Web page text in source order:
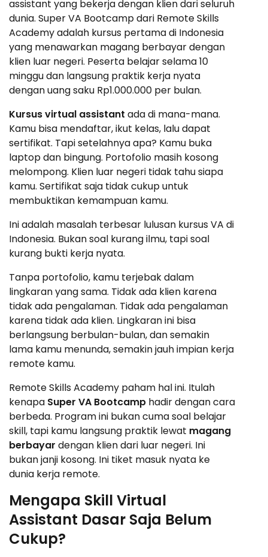
assistant yang bekerja dengan klien dari seluruh
dunia. Super VA Bootcamp dari Remote Skills
Academy adalah kursus pertama di Indonesia
yang menawarkan magang berbayar dengan
klien luar negeri. Peserta belajar selama 10
minggu dan langsung praktik kerja nyata
dengan uang saku Rp1.000.000 per bulan.
Kursus virtual assistant ada di mana-mana.
Kamu bisa mendaftar, ikut kelas, lalu dapat
sertifikat. Tapi setelahnya apa? Kamu buka
laptop dan bingung. Portofolio masih kosong
melompong. Klien luar negeri tidak tahu siapa
kamu. Sertifikat saja tidak cukup untuk
membuktikan kemampuan kamu.
Ini adalah masalah terbesar lulusan kursus VA di
Indonesia. Bukan soal kurang ilmu, tapi soal
kurang bukti kerja nyata.
Tanpa portofolio, kamu terjebak dalam
lingkaran yang sama. Tidak ada klien karena
tidak ada pengalaman. Tidak ada pengalaman
karena tidak ada klien. Lingkaran ini bisa
berlangsung berbulan-bulan, dan semakin
lama kamu menunda, semakin jauh impian kerja
remote kamu.
Remote Skills Academy paham hal ini. Itulah
kenapa Super VA Bootcamp hadir dengan cara
berbeda. Program ini bukan cuma soal belajar
skill, tapi kamu langsung praktik lewat magang
berbayar dengan klien dari luar negeri. Ini
bukan janji kosong. Ini tiket masuk nyata ke
dunia kerja remote.
Mengapa Skill Virtual
Assistant Dasar Saja Belum
Cukup?